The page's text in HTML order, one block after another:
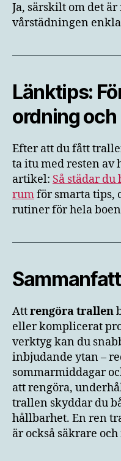
Ja, särskilt om det
vårstädningen
Länktips:
ordning och
Efter att du fått
ta itu med resten av
artikel: Så städar
rumför smarta tips,
rutiner för hela
Attrengöra trallen
eller komplicerat
verktyg kan du
inbjudande ytan –
sommarmiddagar
att rengöra,
trallen skyddar du
hållbarhet. En ren
är också säkrare